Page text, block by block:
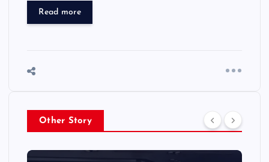
Read more
Other Story